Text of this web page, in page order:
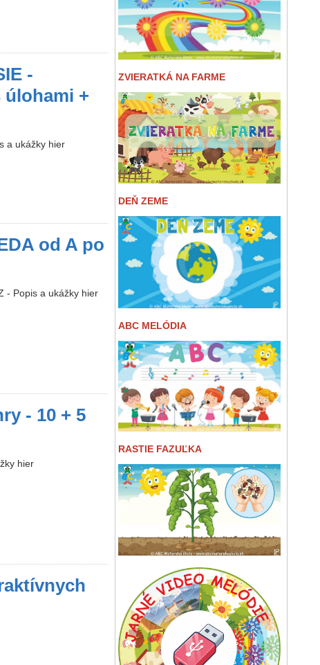
ZVIERATKÁ NA FARME
DEŇ ZEME
ABC MELÓDIA
RASTIE FAZUĽKA
-
úlohami +
a ukážky hier
od A po
- Popis a ukážky hier
- 10 + 5
hier